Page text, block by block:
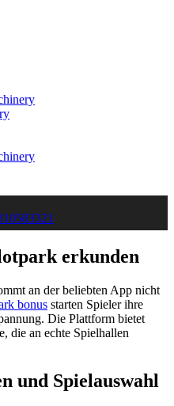
erkunden
an der beliebten App nicht
bonus starten Spieler ihre
Die Plattform bietet
die an echte Spielhallen
und Spielauswahl